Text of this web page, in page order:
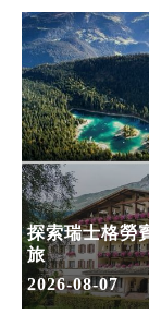
探索瑞士格勞
旅
2026-08-07